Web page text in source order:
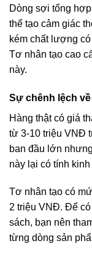
Dòng sợi tổng
thể tạo cảm giác
kém chất lượng
Tơ nhân tạo cao
này.
Sự chênh lệch
Hàng thật có giá
từ 3-10 triệu VNĐ
ban đầu lớn
này lại có tính
Tơ nhân tạo có
2 triệu VNĐ. Để
sách, bạn nên
từng dòng sản